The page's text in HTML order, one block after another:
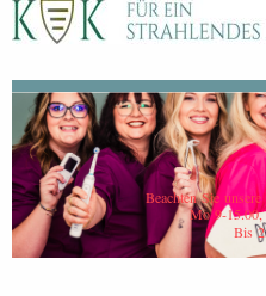
Beachten Sie
Mo 9-
Bis